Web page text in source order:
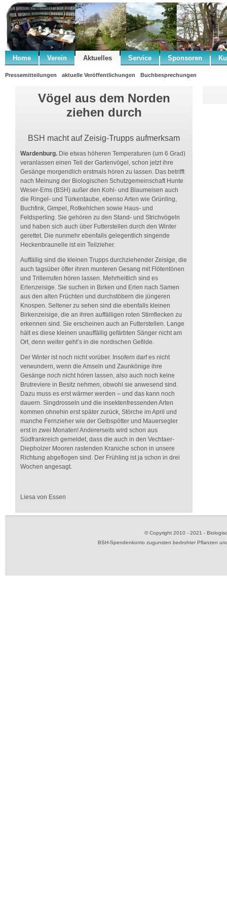
Home Verein Aktuelles Service Sponsoren
Pressemitteilungen aktuelle Veröffentlichungen Buchbesprechungen
Vögel aus dem Norden
ziehen durch
BSH macht auf Zeisig-Trupps aufmerksam
Wardenburg. Die etwas höheren Temperaturen (um 6 Grad)
veranlassen einen Teil der Gartenvögel, schon jetzt ihre
Gesänge morgendlich erstmals hören zu lassen. Das betrifft
nach Meinung der Biologischen Schutzgemeinschaft Hunte
Weser-Ems (BSH) außer den Kohl- und Blaumeisen auch
die Ringel- und Türkentaube, ebenso Arten wie Grünling,
Buchfink, Gimpel, Rotkehlchen sowie Haus- und
Feldsperling. Sie gehören zu den Stand- und Strichvögeln
und haben sich auch über Futterstellen durch den Winter
gerettet. Die nunmehr ebenfalls gelegentlich singende
Heckenbraunelle ist ein Teilzieher.
Auffällig sind die kleinen Trupps durchziehender Zeisige, die
auch tagsüber öfter ihren munteren Gesang mit Flötentönen
und Trillerrufen hören lassen. Mehrheitlich sind es
Erlenzeisige. Sie suchen in Birken und Erlen nach Samen
aus den alten Früchten und durchstöbern die jüngeren
Knospen. Seltener zu sehen sind die ebenfalls kleinen
Birkenzeisige, die an ihren auffälligen roten Stirnflecken zu
erkennen sind. Sie erscheinen auch an Futterstellen. Lange
hält es diese kleinen unauffällig gefärbten Sänger nicht am
Ort, denn weiter geht’s in die nordischen Gefilde.
Der Winter ist noch nicht vorüber. Insofern darf es nicht
verwundern, wenn die Amseln und Zaunkönige ihre
Gesänge noch nicht hören lassen, also auch noch keine
Brutreviere in Besitz nehmen, obwohl sie anwesend sind.
Dazu muss es erst wärmer werden – und das kann noch
dauern. Singdrosseln und die insektenfressenden Arten
kommen ohnehin erst später zurück, Störche im April und
manche Fernzieher wie der Gelbspötter und Mauersegler
erst in zwei Monaten! Andererseits wird schon aus
Südfrankreich gemeldet, dass die auch in den Vechtaer-
Diepholzer Mooren rastenden Kraniche schon in unsere
Richtung abgeflogen sind. Der Frühling ist ja schon in drei
Wochen angesagt.
Liesa von Essen
© Copyright 2010 - 2021 -
BSH-Spendenkonto zugunsten bedrohter Pflanzen